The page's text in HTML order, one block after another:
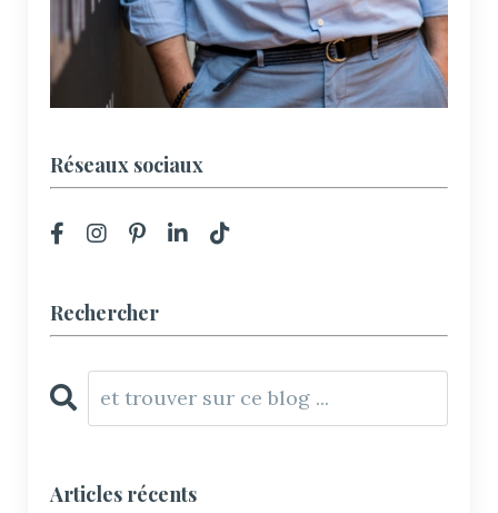
Réseaux sociaux
Rechercher
Articles récents